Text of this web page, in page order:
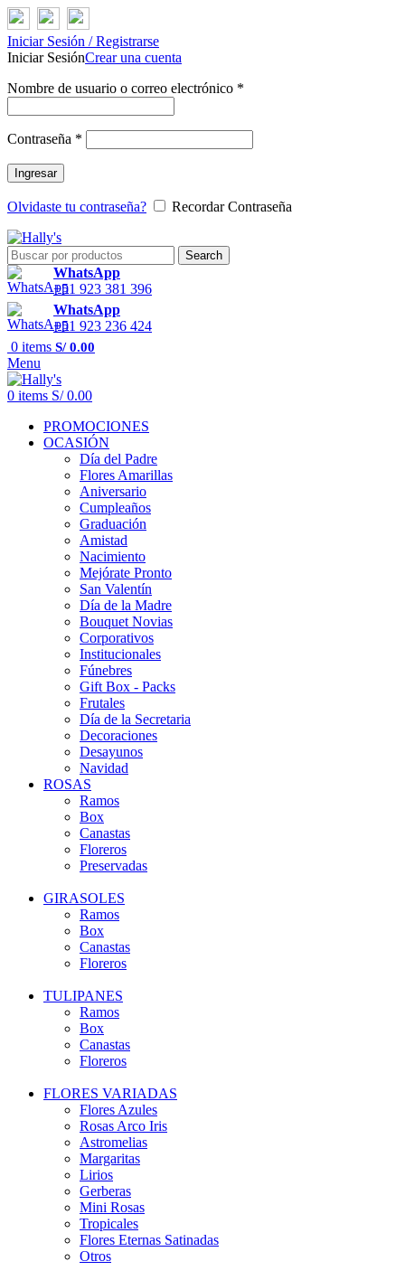
Iniciar Sesión / Registrarse
Iniciar SesiónCrear una cuenta
Nombre de usuario o correo electrónico *
Contraseña *
Ingresar
Olvidaste tu contraseña? Recordar Contraseña
Search
WhatsApp
+51 923 381 396
WhatsApp
+51 923 236 424
0 items S/0.00
Menu
0 items S/0.00
PROMOCIONES
OCASIÓN
Día del Padre
Flores Amarillas
Aniversario
Cumpleaños
Graduación
Amistad
Nacimiento
Mejórate Pronto
San Valentín
Día de la Madre
Bouquet Novias
Corporativos
Institucionales
Fúnebres
Gift Box - Packs
Frutales
Día de la Secretaria
Decoraciones
Desayunos
Navidad
ROSAS
Ramos
Box
Canastas
Floreros
Preservadas
GIRASOLES
Ramos
Box
Canastas
Floreros
TULIPANES
Ramos
Box
Canastas
Floreros
FLORES VARIADAS
Flores Azules
Rosas Arco Iris
Astromelias
Margaritas
Lirios
Gerberas
Mini Rosas
Tropicales
Flores Eternas Satinadas
Otros